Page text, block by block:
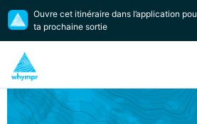
Ouvre cet itinéraire dans l’application
ta prochaine sortie